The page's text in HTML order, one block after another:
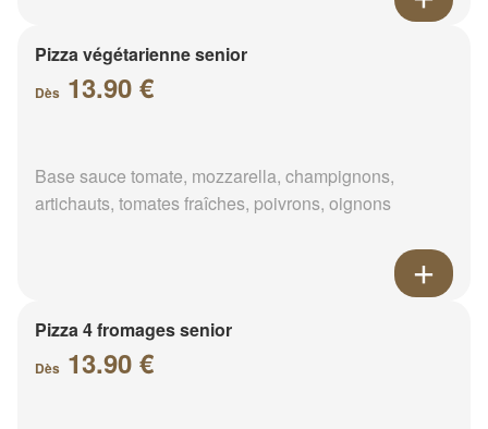
Pizza végétarienne senior
Dès 13.90 €
Base sauce tomate, mozzarella, champignons,
artichauts, tomates fraîches, poivrons, oignons
Pizza 4 fromages senior
Dès 13.90 €